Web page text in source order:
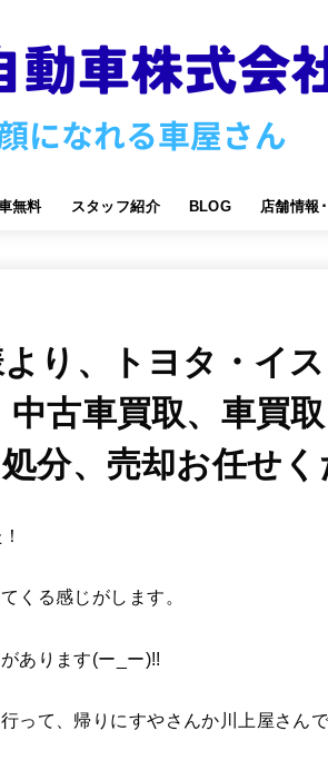
無料 スタッフ紹介 BLOG 店舗情報
り、トヨタ・イ
古車買取、車買
分、売却お任せ
くる感じがします。
あります(ー_ー)!!
って、帰りにすやさんか川上屋さん